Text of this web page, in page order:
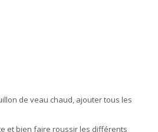
de veau chaud, ajouter tous les
et bien faire roussir les différents